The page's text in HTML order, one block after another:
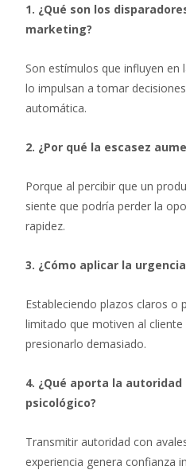
1. ¿Qué son los
marketing?
Son estímulos que influyen en
lo impulsan a tomar
automática.
2. ¿Por qué la escasez
Porque al percibir que un
siente que podría perder la
rapidez.
3. ¿Cómo aplicar la
Estableciendo plazos claros
limitado que motiven al
presionarlo demasiado.
4. ¿Qué aporta la
psicológico?
Transmitir autoridad con
experiencia genera confianza